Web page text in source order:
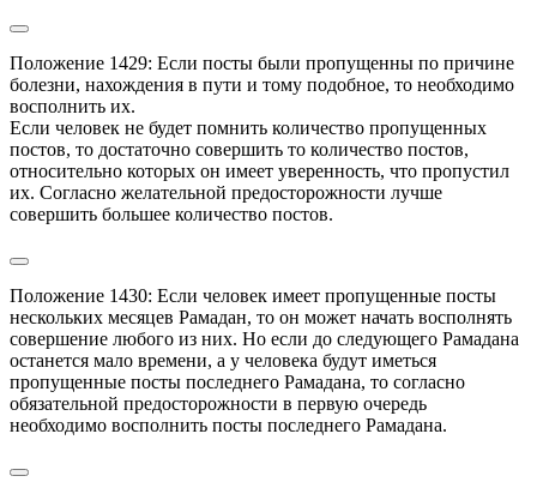
Положение 1429: Если посты были пропущенны по причине
болезни, нахождения в пути и тому подобное, то необходимо
восполнить их.
Если человек не будет помнить количество пропущенных
постов, то достаточно совершить то количество постов,
относительно которых он имеет уверенность, что пропустил
их. Согласно желательной предосторожности лучше
совершить большее количество постов.
Положение 1430: Если человек имеет пропущенные посты
нескольких месяцев Рамадан, то он может начать восполнять
совершение любого из них. Но если до следующего Рамадана
останется мало времени, а у человека будут иметься
пропущенные посты последнего Рамадана, то согласно
обязательной предосторожности в первую очередь
необходимо восполнить посты последнего Рамадана.